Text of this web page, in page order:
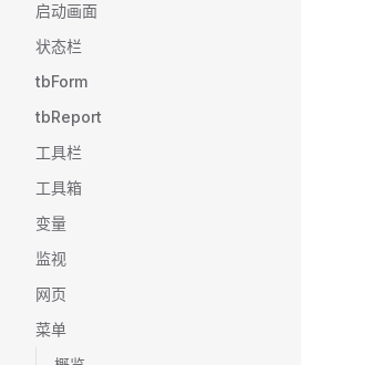
启动画面
状态栏
tbForm
tbReport
工具栏
工具箱
变量
监视
网页
菜单